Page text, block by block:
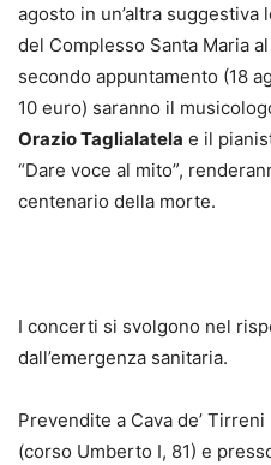
agosto in un’altra
del Complesso Santa Maria
secondo appuntamento (18
10 euro) saranno il
Orazio Taglialatela e il
“Dare voce al mito”,
centenario della morte.
I concerti si svolgono nel
dall’emergenza sanitaria.
Prevendite a Cava de’ Tirreni
(corso Umberto I, 81) e